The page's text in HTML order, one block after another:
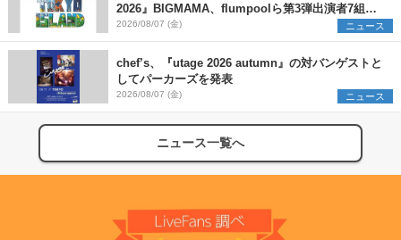
2026』BIGMAMA、flumpoolら第3弾出演者7組を
発表 ワークショップ・アート出展者を募集
2026/08/07 (金) ニュース
chef’s、『utage 2026 autumn』の対バンゲストと
してパーカーズを発表
2026/08/07 (金) ニュース
ニュース一覧へ